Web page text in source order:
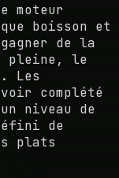
moteur
boisson et
de la
pleine, le
Les
complété
niveau de
de
plats